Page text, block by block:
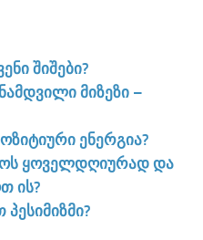
შიშები?
მიზეზი –
ენერგია?
ყოველდღიურად და
ის?